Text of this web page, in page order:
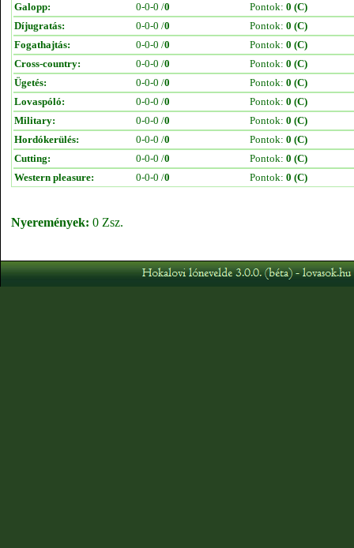
Galopp:
0-0-0 /0 Pontok: 0 (C)
Díjugratás:
0-0-0 /0 Pontok: 0 (C)
Fogathajtás:
0-0-0 /0 Pontok: 0 (C)
Cross-country:
0-0-0 /0 Pontok: 0 (C)
Ügetés:
0-0-0 /0 Pontok: 0 (C)
Lovaspóló:
0-0-0 /0 Pontok: 0 (C)
Military:
0-0-0 /0 Pontok: 0 (C)
Hordókerülés:
0-0-0 /0 Pontok: 0 (C)
Cutting:
0-0-0 /0 Pontok: 0 (C)
Western pleasure:
0-0-0 /0 Pontok: 0 (C)
Nyeremények: 0 Zsz.